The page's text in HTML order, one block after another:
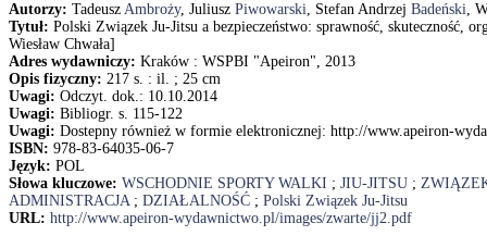
Autorzy: Tadeusz Ambroży, Juliusz Piwowarski, Stefan Andrzej Badeński,
Tytuł: Polski Związek Ju-Jitsu a bezpieczeństwo: sprawność, skuteczność,
Wiesław Chwała]
Adres wydawniczy: Kraków : WSPBI "Apeiron", 2013
Opis fizyczny: 217 s. : il. ; 25 cm
Uwagi: Odczyt. dok.: 10.10.2014
Uwagi: Bibliogr. s. 115-122
Uwagi: Dostepny również w formie elektronicznej: http://www.apeiron-
ISBN: 978-83-64035-06-7
Język: POL
Słowa kluczowe: WSCHODNIE SPORTY WALKI ; JIU-JITSU ;
ADMINISTRACJA; DZIAŁALNOŚĆ ; Polski Związek Ju-Jitsu
URL: http://www.apeiron-wydawnictwo.pl/images/zwarte/jj2.pdf